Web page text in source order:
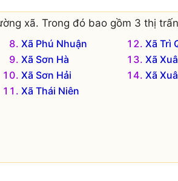
xã. Trong đó bao gồm 3 thị
Xã Phú Nhuận
Xã Sơn Hà
Xã Sơn Hải
Xã Thái Niên
Xã Trì
Xã
Xã